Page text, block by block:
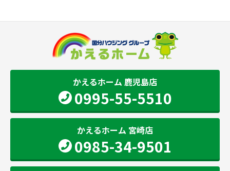
かえるホーム 鹿児島店
0995-55-5510
かえるホーム 宮崎店
0985-34-9501